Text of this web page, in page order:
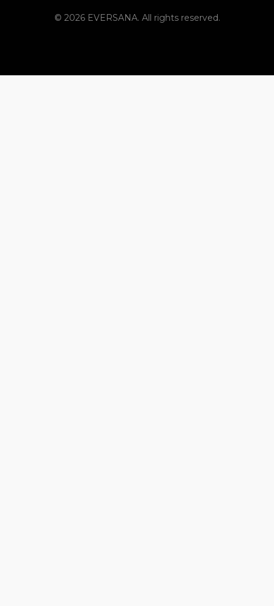
© 2026 EVERSANA. All rights reserved.